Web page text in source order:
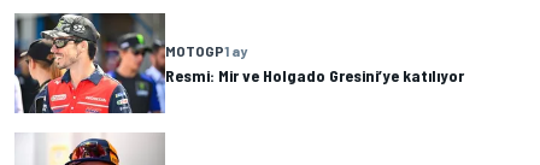
MOTOGP1 ay
Resmi: Mir ve Holgado Gresini’ye katılıyor